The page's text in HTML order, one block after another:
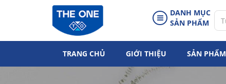
DANH MỤC
SẢN PHẨM
TRANG CHỦ GIỚI THIỆU SẢN PHẨM